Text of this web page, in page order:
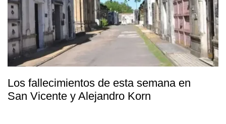
Los fallecimientos de esta semana en
San Vicente y Alejandro Korn